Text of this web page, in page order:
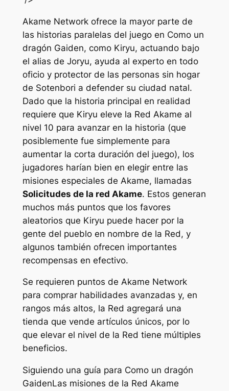
Akame Network ofrece la mayor parte de
las historias paralelas del juego en Como un
dragón Gaiden, como Kiryu, actuando bajo
el alias de Joryu, ayuda al experto en todo
oficio y protector de las personas sin hogar
de Sotenbori a defender su ciudad natal.
Dado que la historia principal en realidad
requiere que Kiryu eleve la Red Akame al
nivel 10 para avanzar en la historia (que
posiblemente fue simplemente para
aumentar la corta duración del juego), los
jugadores harían bien en elegir entre las
misiones especiales de Akame, llamadas
Solicitudes de la red Akame. Estos generan
muchos más puntos que los favores
aleatorios que Kiryu puede hacer por la
gente del pueblo en nombre de la Red, y
algunos también ofrecen importantes
recompensas en efectivo.
Se requieren puntos de Akame Network
para comprar habilidades avanzadas y, en
rangos más altos, la Red agregará una
tienda que vende artículos únicos, por lo
que elevar el nivel de la Red tiene múltiples
beneficios.
Siguiendo una guía para Como un dragón
GaidenLas misiones de la Red Akame